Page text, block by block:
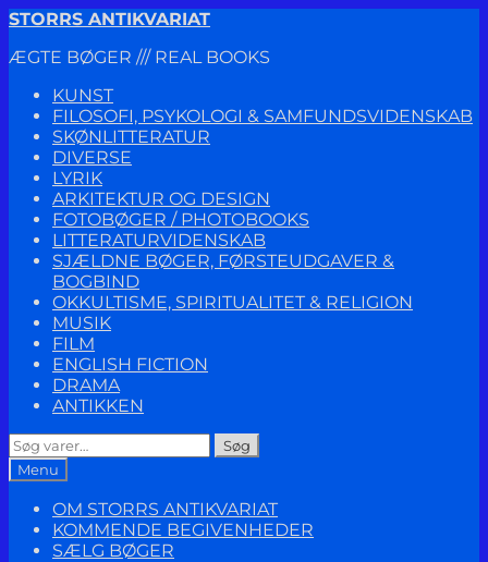
Spring
navigation
Spring
indhold
STORRS ANTIKVARIAT
ÆGTE BØGER /// REAL BOOKS
KUNST
FILOSOFI, PSYKOLOGI & SAMFUNDSVIDENSKAB
SKØNLITTERATUR
DIVERSE
LYRIK
ARKITEKTUR OG DESIGN
FOTOBØGER / PHOTOBOOKS
LITTERATURVIDENSKAB
SJÆLDNE BØGER, FØRSTEUDGAVER &
BOGBIND
OKKULTISME, SPIRITUALITET & RELIGION
MUSIK
FILM
ENGLISH FICTION
DRAMA
ANTIKKEN
Søg
efter:
Søg
Menu
OM STORRS ANTIKVARIAT
KOMMENDE BEGIVENHEDER
SÆLG BØGER